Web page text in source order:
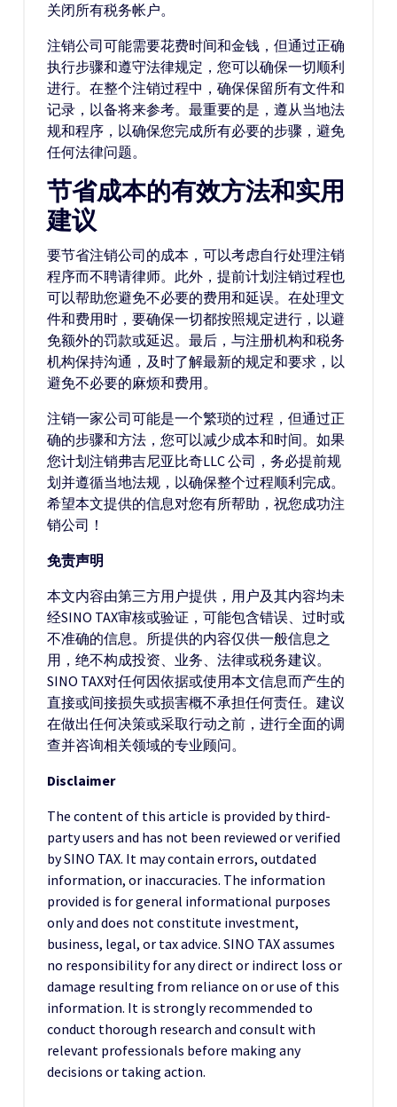
关闭所有税务帐户。
注销公司可能需要花费时间和金钱，但通过正确
执行步骤和遵守法律规定，您可以确保一切顺利
进行。在整个注销过程中，确保保留所有文件和
记录，以备将来参考。最重要的是，遵从当地法
规和程序，以确保您完成所有必要的步骤，避免
任何法律问题。
节省成本的有效方法和实用
建议
要节省注销公司的成本，可以考虑自行处理注销
程序而不聘请律师。此外，提前计划注销过程也
可以帮助您避免不必要的费用和延误。在处理文
件和费用时，要确保一切都按照规定进行，以避
免额外的罚款或延迟。最后，与注册机构和税务
机构保持沟通，及时了解最新的规定和要求，以
避免不必要的麻烦和费用。
注销一家公司可能是一个繁琐的过程，但通过正
确的步骤和方法，您可以减少成本和时间。如果
您计划注销弗吉尼亚比奇LLC 公司，务必提前规
划并遵循当地法规，以确保整个过程顺利完成。
希望本文提供的信息对您有所帮助，祝您成功注
销公司！
免责声明
本文内容由第三方用户提供，用户及其内容均未
经SINO TAX审核或验证，可能包含错误、过时或
不准确的信息。所提供的内容仅供一般信息之
用，绝不构成投资、业务、法律或税务建议。
SINO TAX对任何因依据或使用本文信息而产生的
直接或间接损失或损害概不承担任何责任。建议
在做出任何决策或采取行动之前，进行全面的调
查并咨询相关领域的专业顾问。
Disclaimer
The content of this article is provided by third-
party users and has not been reviewed or verified
by SINO TAX. It may contain errors, outdated
information, or inaccuracies. The information
provided is for general informational purposes
only and does not constitute investment,
business, legal, or tax advice. SINO TAX assumes
no responsibility for any direct or indirect loss or
damage resulting from reliance on or use of this
information. It is strongly recommended to
conduct thorough research and consult with
relevant professionals before making any
decisions or taking action.